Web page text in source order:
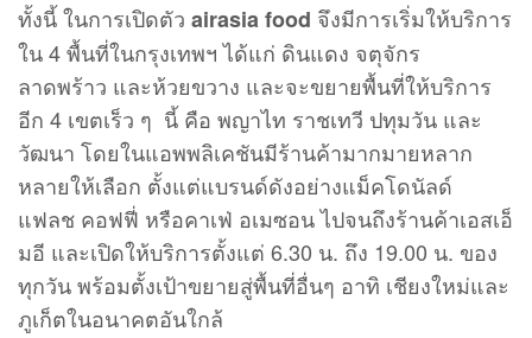
ทั้งนี้ ในการเปิดตัว airasia food จึงมีการเริ่มให้บริการ
ใน 4 พื้นที่ในกรุงเทพฯ ได้แก่ ดินแดง จตุจักร
ลาดพร้าว และห้วยขวาง และจะขยายพื้นที่ให้บริการ
อีก 4 เขตเร็ว ๆ นี้ คือ พญาไท ราชเทวี ปทุมวัน และ
วัฒนา โดยในแอพพลิเคชันมีร้านค้ามากมายหลาก
หลายให้เลือก ตั้งแต่แบรนด์ดังอย่างแม็คโดนัลด์
แฟลช คอฟฟี่ หรือคาเฟ่ อเมซอน ไปจนถึงร้านค้าเอสเอ็
มอี และเปิดให้บริการตั้งแต่ 6.30 น. ถึง 19.00 น. ของ
ทุกวัน พร้อมตั้งเป้าขยายสู่พื้นที่อื่นๆ อาทิ เชียงใหม่และ
ภูเก็ตในอนาคตอันใกล้